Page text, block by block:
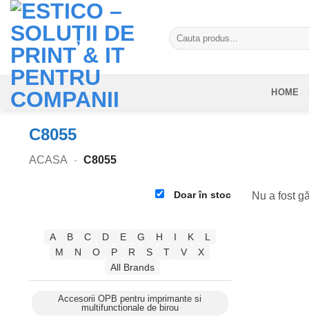
Skip
content
Caută
după:
HOME
C8055
ACASA - C8055
Doar în stoc
A B C D E G H I K
L
M
N O P R S T V
X
All Brands
Accesorii OPB pentru imprimante si
multifunctionale de birou
Nu a fost